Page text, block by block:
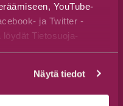
YouTube-
ja Twitter -
Tietosuoja-
Näytä tiedot